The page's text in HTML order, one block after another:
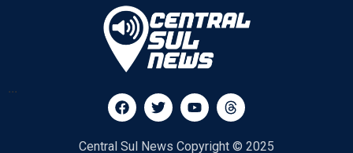
...
Central Sul News Copyright © 2025